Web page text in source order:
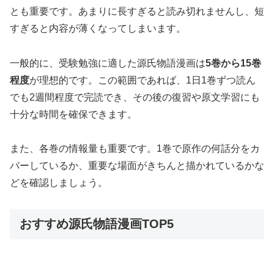
とも重要です。あまりに長すぎると読み切れませんし、短
すぎると内容が薄くなってしまいます。
一般的に、受験勉強に適した源氏物語漫画は5巻から15巻
程度が理想的です。この範囲であれば、1日1巻ずつ読ん
でも2週間程度で完読でき、その後の復習や原文学習にも
十分な時間を確保できます。
また、各巻の情報量も重要です。1巻で原作の何話分をカ
バーしているか、重要な場面がきちんと描かれているかな
どを確認しましょう。
おすすめ源氏物語漫画TOP5